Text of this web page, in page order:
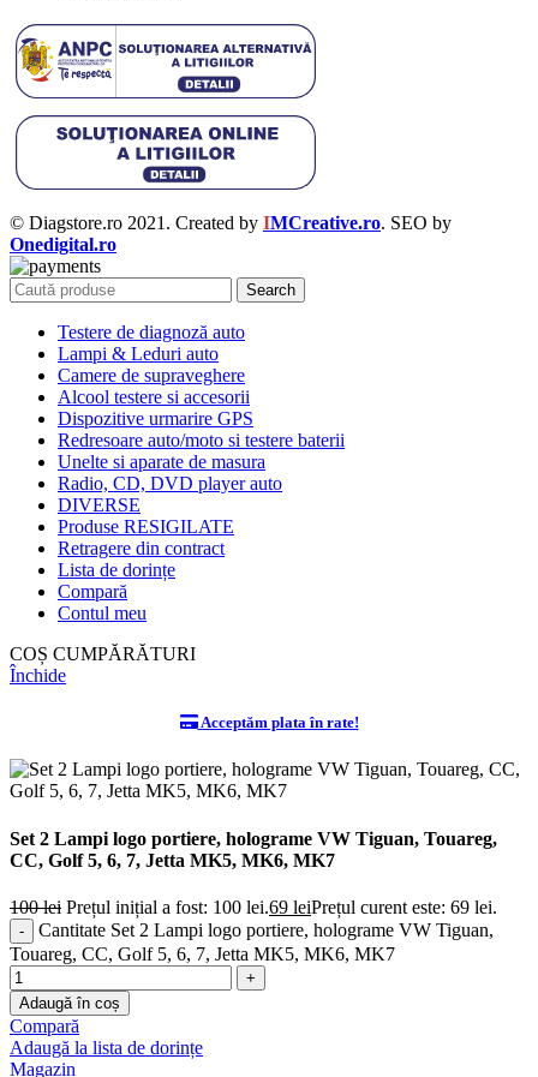
© Diagstore.ro 2021. Created by IMCreative.ro. SEO by
Onedigital.ro
Search
Testere de diagnoză auto
Lampi & Leduri auto
Camere de supraveghere
Alcool testere si accesorii
Dispozitive urmarire GPS
Redresoare auto/moto si testere baterii
Unelte si aparate de masura
Radio, CD, DVD player auto
DIVERSE
Produse RESIGILATE
Retragere din contract
Lista de dorințe
Compară
Contul meu
COȘ CUMPĂRĂTURI
Închide
Acceptăm plata în rate!
Set 2 Lampi logo portiere, holograme VW Tiguan, Touareg,
CC, Golf 5, 6, 7, Jetta MK5, MK6, MK7
100lei Prețul inițial a fost: 100 lei.69 leiPrețul curent este: 69 lei.
Cantitate Set 2 Lampi logo portiere, holograme VW Tiguan,
Touareg, CC, Golf 5, 6, 7, Jetta MK5, MK6, MK7
Adaugă în coș
Compară
Adaugă la lista de dorințe
Magazin